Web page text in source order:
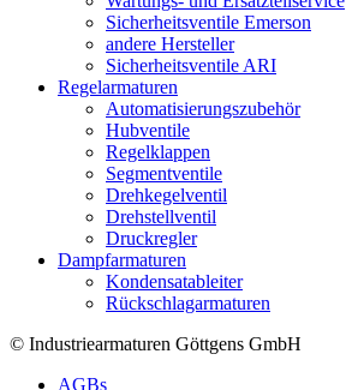
Sicherheitsventile Emerson
andere Hersteller
Sicherheitsventile ARI
Regelarmaturen
Automatisierungszubehör
Hubventile
Regelklappen
Segmentventile
Drehkegelventil
Drehstellventil
Druckregler
Dampfarmaturen
Kondensatableiter
Rückschlagarmaturen
© Industriearmaturen Göttgens GmbH
AGBs